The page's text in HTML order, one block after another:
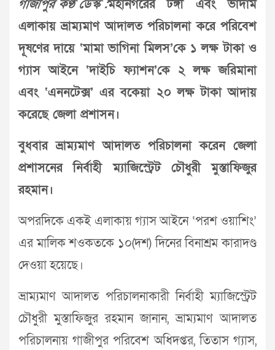
গাজীপুর কণ্ঠ ডেস্ক :মহানগরের টঙ্গী এবং ভাদাম
এলাকায় ভ্রাম্যমাণ আদালত পরিচালনা করে পরিবেশ
দূষণের দায়ে ‘মামা ভাগিনা মিলস’কে ১ লক্ষ টাকা ও
গ্যাস আইনে ‘দাইচি ফ্যাশন’কে ২ লক্ষ জরিমানা
এবং ‘এননটেক্স’ এর বকেয়া ২০ লক্ষ টাকা আদায়
করেছে জেলা প্রশাসন।
বুধবার ভ্রাম্যমাণ আদালত পরিচালনা করেন জেলা
প্রশাসনের নির্বাহী ম্যাজিস্ট্রেট চৌধুরী মুস্তাফিজুর
রহমান।
অপরদিকে একই এলাকায় গ্যাস আইনে ‘পরশ ওয়াশিং’
এর মালিক শওকতকে ১০(দশ) দিনের বিনাশ্রম কারাদণ্ড
দেওয়া হয়েছে।
ভ্রাম্যমাণ আদালত পরিচালনাকারী নির্বাহী ম্যাজিস্ট্রেট
চৌধুরী মুস্তাফিজুর রহমান জানান, ভ্রাম্যমাণ আদালত
পরিচালনায় গাজীপুর পরিবেশ অধিদপ্তর, তিতাস গ্যাস,